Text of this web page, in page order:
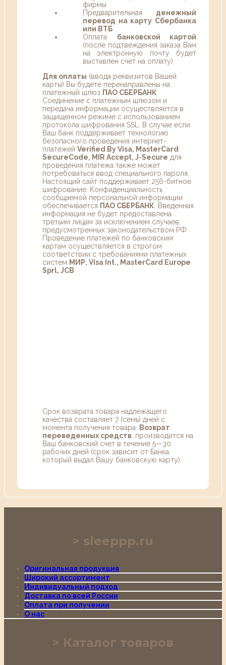
фирмы
Предварительная денежный
перевод на карту Сбербанка
или ВТБ
Оплата банковской картой
(после подтвеждения заказа Вам
на электронную почту будет
выставлен счет на оплату)
Для оплаты (ввода реквизитов Вашей
карты) Вы будете перенаправлены на
платежный шлюз ПАО СБЕРБАНК
Соединение с платежным шлюзом и
передача информации осуществляется в
защищенном режиме с использованием
протокола шифрования SSL. В случае если
Ваш банк поддерживает технологию
безопасного проведения интернет-
платежей Verified By Visa, MasterCard
SecureCode, MIR Accept, J-Secure для
проведения платежа также может
потребоваться ввод специального пароля.
Настоящий сайт поддерживает 256-битное
шифрование. Конфиденциальность
сообщаемой персональной информации
обеспечивается ПАО СБЕРБАНК . Введенная
информация не будет предоставлена
третьим лицам за исключением случаев,
предусмотренных законодательством РФ.
Проведение платежей по банковским
картам осуществляется в строгом
соответствии с требованиями платежных
систем МИР, Visa Int., MasterCard Europe
Sprl, JCB
Срок возврата товара надлежащего
качества составляет 7 (семь) дней с
момента получения товара.
Возврат
переведенных средств , производится на
Ваш банковский счет в течение 5—30
рабочих дней (срок зависит от Банка,
который выдал Вашу банковскую карту).
sleeppp.ru
Оригинальная продукция
Широкий ассортимент
Индивидуальный подход
Доставка по всей России
Оплата при получении
О нас
Каталог товаров